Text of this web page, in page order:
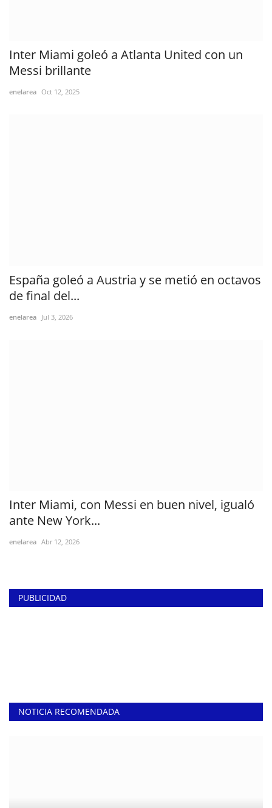
Inter Miami goleó a Atlanta United con un
Messi brillante
enelarea Oct 12, 2025
España goleó a Austria y se metió en octavos
de final del...
enelarea Jul 3, 2026
Inter Miami, con Messi en buen nivel, igualó
ante New York...
enelarea Abr 12, 2026
PUBLICIDAD
NOTICIA RECOMENDADA